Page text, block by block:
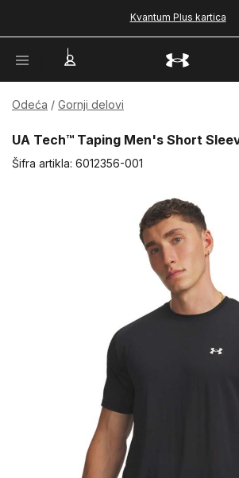
Kvantum Plus kartica
Odeća Gornji delovi
UA Tech™ Taping Men's Short
Šifra artikla: 6012356-001